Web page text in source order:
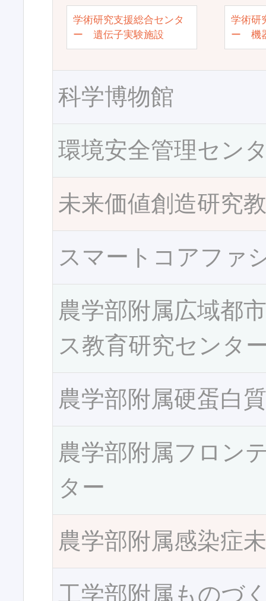
学術研究支援総合センタ
ー 遺伝子実験施設
学術研
ー 機
科学博物館
環境安全管理セン
未来価値創造研究
スマートコアファ
農学部附属広域都
ス教育研究センタ
農学部附属硬蛋白
農学部附属フロン
ター
農学部附属感染症
工学部附属ものづ